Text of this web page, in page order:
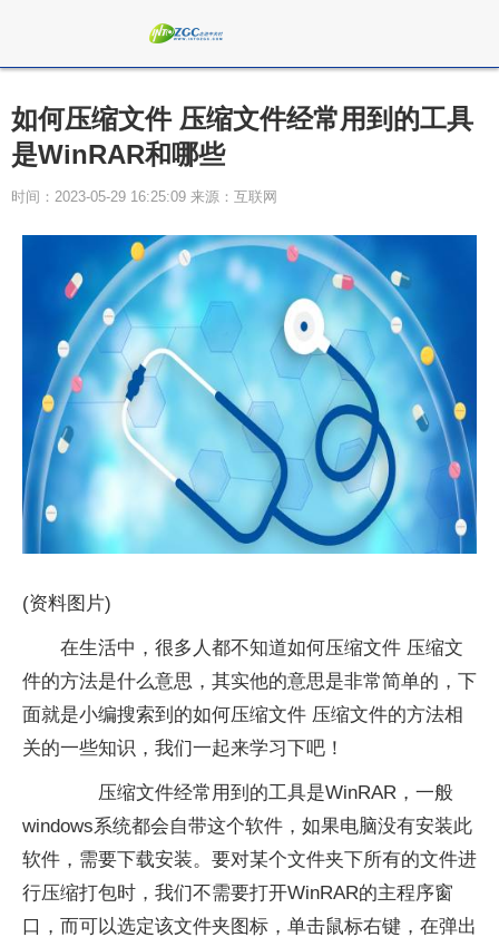
如何压缩文件 压缩文件经常用到的工具
是WinRAR和哪些
时间：2023-05-29 16:25:09 来源：互联网
(资料图片)
在生活中，很多人都不知道如何压缩文件 压缩文
件的方法是什么意思，其实他的意思是非常简单的，下
面就是小编搜索到的如何压缩文件 压缩文件的方法相
关的一些知识，我们一起来学习下吧！
压缩文件经常用到的工具是WinRAR，一般
windows系统都会自带这个软件，如果电脑没有安装此
软件，需要下载安装。要对某个文件夹下所有的文件进
行压缩打包时，我们不需要打开WinRAR的主程序窗
口，而可以选定该文件夹图标，单击鼠标右键，在弹出